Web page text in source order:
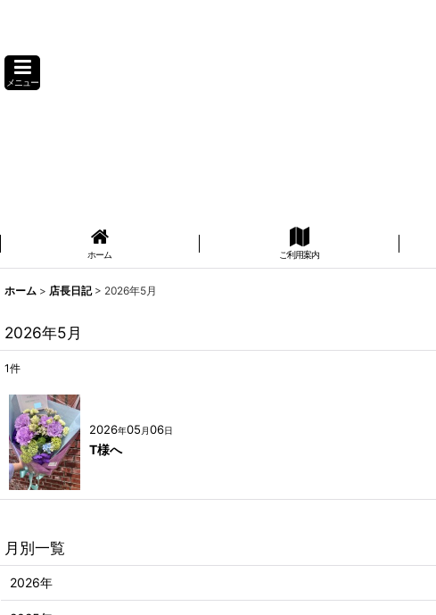
メニュー
ホーム ご利用案内
ホーム > 店長日記 > 2026年5月
2026年5月
1件
2026年05 月06日
T様へ
月別一覧
2026年